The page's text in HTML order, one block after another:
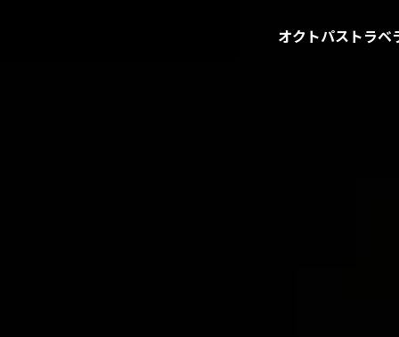
オクトパストラベ